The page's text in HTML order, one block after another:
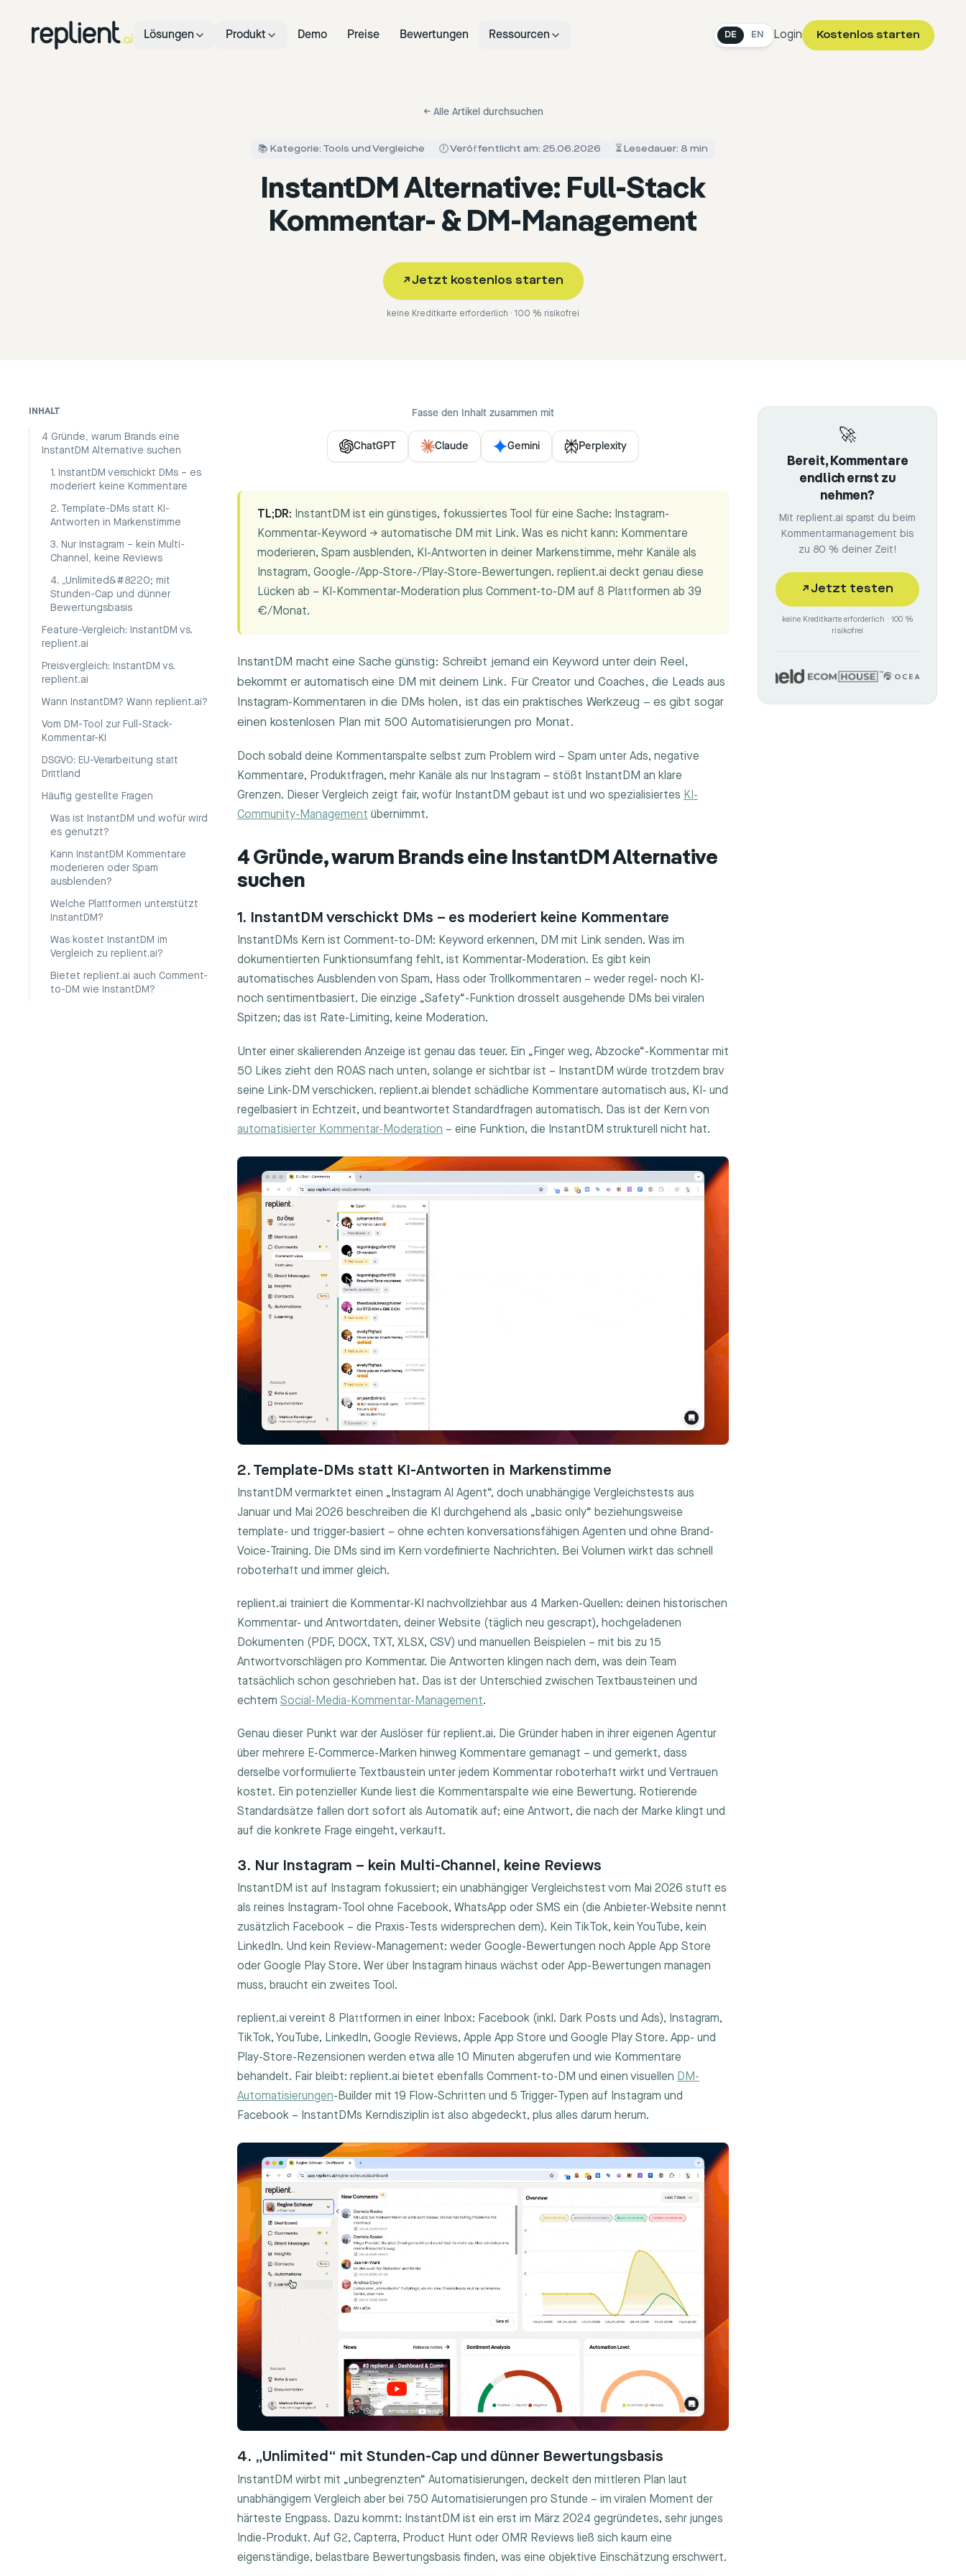
Lösungen Produkt Demo Preise Bewertungen Ressourcen DE EN Login Kostenlos starten
← Alle Artikel durchsuchen
📚 Kategorie: Tools und Vergleiche 🕖 Veröffentlicht am: 25.06.2026 ⏳ Lesedauer: 8 min
InstantDM Alternative: Full-Stack
Kommentar- & DM-Management
↗Jetzt kostenlos starten
keine Kreditkarte erforderlich · 100 % risikofrei
INHALT
4 Gründe, warum Brands eine
InstantDM Alternative suchen
1. InstantDM verschickt DMs – es
moderiert keine Kommentare
2. Template-DMs statt KI-
Antworten in Markenstimme
3. Nur Instagram – kein Multi-
Channel, keine Reviews
4. „Unlimited&#8220; mit
Stunden-Cap und dünner
Bewertungsbasis
Feature-Vergleich: InstantDM vs.
replient.ai
Preisvergleich: InstantDM vs.
replient.ai
Wann InstantDM? Wann replient.ai?
Vom DM-Tool zur Full-Stack-
Kommentar-KI
DSGVO: EU-Verarbeitung statt
Drittland
Häufig gestellte Fragen
Was ist InstantDM und wofür wird
es genutzt?
Kann InstantDM Kommentare
moderieren oder Spam
ausblenden?
Welche Plattformen unterstützt
InstantDM?
Was kostet InstantDM im
Vergleich zu replient.ai?
Bietet replient.ai auch Comment-
to-DM wie InstantDM?
Fasse den Inhalt zusammen mit
ChatGPT Claude Gemini Perplexity
TL;DR: InstantDM ist ein günstiges, fokussiertes Tool für eine Sache: Instagram-
Kommentar-Keyword → automatische DM mit Link. Was es nicht kann: Kommentare
moderieren, Spam ausblenden, KI-Antworten in deiner Markenstimme, mehr Kanäle als
Instagram, Google-/App-Store-/Play-Store-Bewertungen. replient.ai deckt genau diese
Lücken ab – KI-Kommentar-Moderation plus Comment-to-DM auf 8 Plattformen ab 39
€/Monat.
InstantDM macht eine Sache günstig: Schreibt jemand ein Keyword unter dein Reel,
bekommt er automatisch eine DM mit deinem Link. Für Creator und Coaches, die Leads aus
Instagram-Kommentaren in die DMs holen, ist das ein praktisches Werkzeug – es gibt sogar
einen kostenlosen Plan mit 500 Automatisierungen pro Monat.
Doch sobald deine Kommentarspalte selbst zum Problem wird – Spam unter Ads, negative
Kommentare, Produktfragen, mehr Kanäle als nur Instagram – stößt InstantDM an klare
Grenzen. Dieser Vergleich zeigt fair, wofür InstantDM gebaut ist und wo spezialisiertes KI-
Community-Management übernimmt.
4 Gründe, warum Brands eine InstantDM Alternative
suchen
1. InstantDM verschickt DMs – es moderiert keine Kommentare
InstantDMs Kern ist Comment-to-DM: Keyword erkennen, DM mit Link senden. Was im
dokumentierten Funktionsumfang fehlt, ist Kommentar-Moderation. Es gibt kein
automatisches Ausblenden von Spam, Hass oder Trollkommentaren – weder regel- noch KI-
noch sentimentbasiert. Die einzige „Safety“-Funktion drosselt ausgehende DMs bei viralen
Spitzen; das ist Rate-Limiting, keine Moderation.
Unter einer skalierenden Anzeige ist genau das teuer. Ein „Finger weg, Abzocke“-Kommentar mit
50 Likes zieht den ROAS nach unten, solange er sichtbar ist – InstantDM würde trotzdem brav
seine Link-DM verschicken. replient.ai blendet schädliche Kommentare automatisch aus, KI- und
regelbasiert in Echtzeit, und beantwortet Standardfragen automatisch. Das ist der Kern von
automatisierter Kommentar-Moderation – eine Funktion, die InstantDM strukturell nicht hat.
2. Template-DMs statt KI-Antworten in Markenstimme
InstantDM vermarktet einen „Instagram AI Agent“, doch unabhängige Vergleichstests aus
Januar und Mai 2026 beschreiben die KI durchgehend als „basic only“ beziehungsweise
template- und trigger-basiert – ohne echten konversationsfähigen Agenten und ohne Brand-
Voice-Training. Die DMs sind im Kern vordefinierte Nachrichten. Bei Volumen wirkt das schnell
roboterhaft und immer gleich.
replient.ai trainiert die Kommentar-KI nachvollziehbar aus 4 Marken-Quellen: deinen historischen
Kommentar- und Antwortdaten, deiner Website (täglich neu gescrapt), hochgeladenen
Dokumenten (PDF, DOCX, TXT, XLSX, CSV) und manuellen Beispielen – mit bis zu 15
Antwortvorschlägen pro Kommentar. Die Antworten klingen nach dem, was dein Team
tatsächlich schon geschrieben hat. Das ist der Unterschied zwischen Textbausteinen und
echtem Social-Media-Kommentar-Management.
Genau dieser Punkt war der Auslöser für replient.ai. Die Gründer haben in ihrer eigenen Agentur
über mehrere E-Commerce-Marken hinweg Kommentare gemanagt – und gemerkt, dass
derselbe vorformulierte Textbaustein unter jedem Kommentar roboterhaft wirkt und Vertrauen
kostet. Ein potenzieller Kunde liest die Kommentarspalte wie eine Bewertung. Rotierende
Standardsätze fallen dort sofort als Automatik auf; eine Antwort, die nach der Marke klingt und
auf die konkrete Frage eingeht, verkauft.
3. Nur Instagram – kein Multi-Channel, keine Reviews
InstantDM ist auf Instagram fokussiert; ein unabhängiger Vergleichstest vom Mai 2026 stuft es
als reines Instagram-Tool ohne Facebook, WhatsApp oder SMS ein (die Anbieter-Website nennt
zusätzlich Facebook – die Praxis-Tests widersprechen dem). Kein TikTok, kein YouTube, kein
LinkedIn. Und kein Review-Management: weder Google-Bewertungen noch Apple App Store
oder Google Play Store. Wer über Instagram hinaus wächst oder App-Bewertungen managen
muss, braucht ein zweites Tool.
replient.ai vereint 8 Plattformen in einer Inbox: Facebook (inkl. Dark Posts und Ads), Instagram,
TikTok, YouTube, LinkedIn, Google Reviews, Apple App Store und Google Play Store. App- und
Play-Store-Rezensionen werden etwa alle 10 Minuten abgerufen und wie Kommentare
behandelt. Fair bleibt: replient.ai bietet ebenfalls Comment-to-DM und einen visuellen DM-
Automatisierungen-Builder mit 19 Flow-Schritten und 5 Trigger-Typen auf Instagram und
Facebook – InstantDMs Kerndisziplin ist also abgedeckt, plus alles darum herum.
4. „Unlimited“ mit Stunden-Cap und dünner Bewertungsbasis
InstantDM wirbt mit „unbegrenzten“ Automatisierungen, deckelt den mittleren Plan laut
unabhängigem Vergleich aber bei 750 Automatisierungen pro Stunde – im viralen Moment der
härteste Engpass. Dazu kommt: InstantDM ist ein erst im März 2024 gegründetes, sehr junges
Indie-Produkt. Auf G2, Capterra, Product Hunt oder OMR Reviews ließ sich kaum eine
eigenständige, belastbare Bewertungsbasis finden, was eine objektive Einschätzung erschwert.
🚀
Bereit, Kommentare
endlich ernst zu
nehmen?
Mit replient.ai sparst du beim
Kommentarmanagement bis
zu 80 % deiner Zeit!
↗Jetzt testen
keine Kreditkarte erforderlich · 100 %
risikofrei